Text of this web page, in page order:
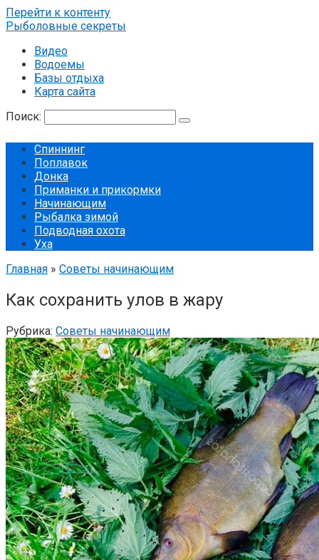
Перейти к контенту
Рыболовные секреты
Видео
Водоемы
Базы отдыха
Карта сайта
Поиск:
Спиннинг
Поплавок
Донка
Приманки и прикормки
Начинающим
Рыбалка зимой
Подводная охота
Уха
Главная » Советы начинающим
Как сохранить улов в жару
Рубрика: Советы начинающим